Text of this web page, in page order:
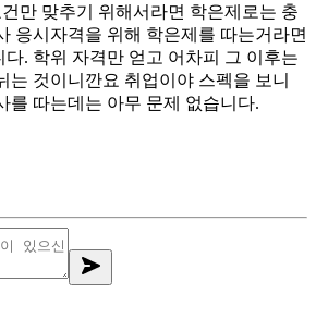
만 맞추기 위해서라면 학은제로는 충
응시자격을 위해 학은제를 따는거라면
다. 학위 자격만 얻고 어차피 그 이후는
는 것이니깐요 취업이야 스펙을 보니
를 따는데는 아무 문제 없습니다.